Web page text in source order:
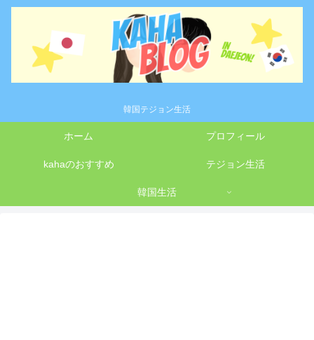
韓国テジョン生活
ホーム プロフィール
kahaのおすすめ テジョン生活
韓国生活